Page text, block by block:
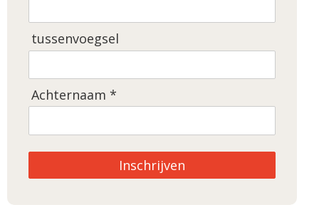
tussenvoegsel
Achternaam *
Inschrijven